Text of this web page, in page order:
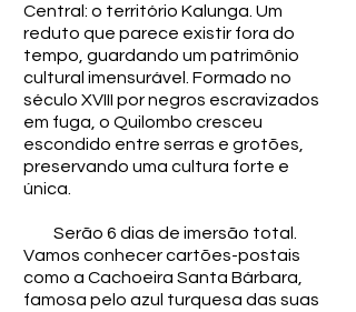
Central: o território Kalunga. Um
reduto que parece existir fora do
tempo, guardando um patrimônio
cultural imensurável. Formado no
século XVIII por negros escravizados
em fuga, o Quilombo cresceu
escondido entre serras e grotões,
preservando uma cultura forte e
única.
Serão 6 dias de imersão total.
Vamos conhecer cartões-postais
como a Cachoeira Santa Bárbara,
famosa pelo azul turquesa das suas